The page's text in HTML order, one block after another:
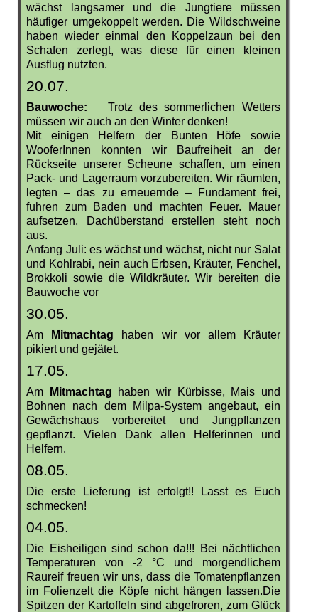
wächst langsamer und die Jungtiere müssen
häufiger umgekoppelt werden. Die Wildschweine
haben wieder einmal den Koppelzaun bei den
Schafen zerlegt, was diese für einen kleinen
Ausflug nutzten.
20.07.
Bauwoche: Trotz des sommerlichen Wetters
müssen wir auch an den Winter denken!
Mit einigen Helfern der Bunten Höfe sowie
WooferInnen konnten wir Baufreiheit an der
Rückseite unserer Scheune schaffen, um einen
Pack- und Lagerraum vorzubereiten. Wir räumten,
legten – das zu erneuernde – Fundament frei,
fuhren zum Baden und machten Feuer. Mauer
aufsetzen, Dachüberstand erstellen steht noch
aus.
Anfang Juli: es wächst und wächst, nicht nur Salat
und Kohlrabi, nein auch Erbsen, Kräuter, Fenchel,
Brokkoli sowie die Wildkräuter. Wir bereiten die
Bauwoche vor
30.05.
Am Mitmachtag haben wir vor allem Kräuter
pikiert und gejätet.
17.05.
Am Mitmachtag haben wir Kürbisse, Mais und
Bohnen nach dem Milpa-System angebaut, ein
Gewächshaus vorbereitet und Jungpflanzen
gepflanzt. Vielen Dank allen Helferinnen und
Helfern.
08.05.
Die erste Lieferung ist erfolgt!! Lasst es Euch
schmecken!
04.05.
Die Eisheiligen sind schon da!!! Bei nächtlichen
Temperaturen von -2 °C und morgendlichem
Raureif freuen wir uns, dass die Tomatenpflanzen
im Folienzelt die Köpfe nicht hängen lassen.Die
Spitzen der Kartoffeln sind abgefroren, zum Glück